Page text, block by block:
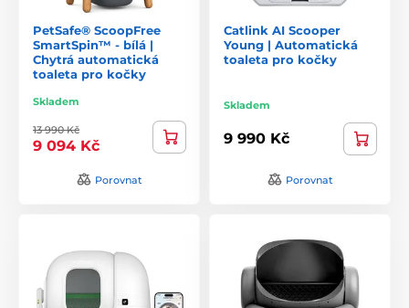
PetSafe® ScoopFree
SmartSpin™ - bílá |
Chytrá automatická
toaleta pro kočky
Skladem
13 990 Kč
9 094 Kč
Porovnat
Catlink AI Scooper
Young | Automatická
toaleta pro kočky
Skladem
9 990 Kč
Porovnat